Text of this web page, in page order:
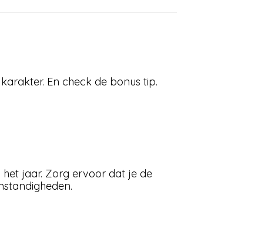
En check de bonus tip.
jaar. Zorg ervoor dat je de